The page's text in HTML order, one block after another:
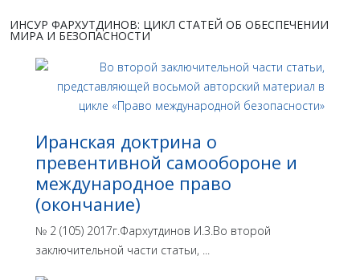
ИНСУР ФАРХУТДИНОВ: ЦИКЛ СТАТЕЙ ОБ ОБЕСПЕЧЕНИИ
МИРА И БЕЗОПАСНОСТИ
Иранская доктрина о
превентивной самообороне и
международное право
(окончание)
№ 2 (105) 2017г.Фархутдинов И.З.Во второй
заключительной части статьи, ...